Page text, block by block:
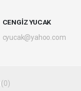
CENGİZ YUCAK
cyucak@yahoo.com
(0)